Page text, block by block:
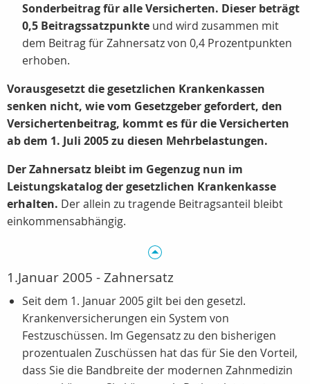
Sonderbeitrag für alle Versicherten. Dieser beträgt
0,5 Beitragssatzpunkte und wird zusammen mit
dem Beitrag für Zahnersatz von 0,4 Prozentpunkten
erhoben.
Vorausgesetzt die gesetzlichen Krankenkassen
senken nicht, wie vom Gesetzgeber gefordert, den
Versichertenbeitrag, kommt es für die Versicherten
ab dem 1. Juli 2005 zu diesen Mehrbelastungen.
Der Zahnersatz bleibt im Gegenzug nun im
Leistungskatalog der gesetzlichen Krankenkasse
erhalten. Der allein zu tragende Beitragsanteil bleibt
einkommensabhängig.
1.Januar 2005 - Zahnersatz
Seit dem 1. Januar 2005 gilt bei den gesetzl.
Krankenversicherungen ein System von
Festzuschüssen. Im Gegensatz zu den bisherigen
prozentualen Zuschüssen hat das für Sie den Vorteil,
dass Sie die Bandbreite der modernen Zahnmedizin